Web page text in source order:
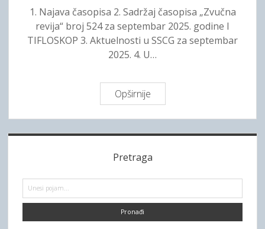
l
o
g
a
n
i
n
g
p
u
i
1. Najava časopisa 2. Sadržaj časopisa „Zvučna
revija“ broj 524 za septembar 2025. godine I
TIFLOSKOP 3. Aktuelnosti u SSCG za septembar
2025. 4. U…
Opširnije
.
S
a
r
ž
č
Pretraga
e